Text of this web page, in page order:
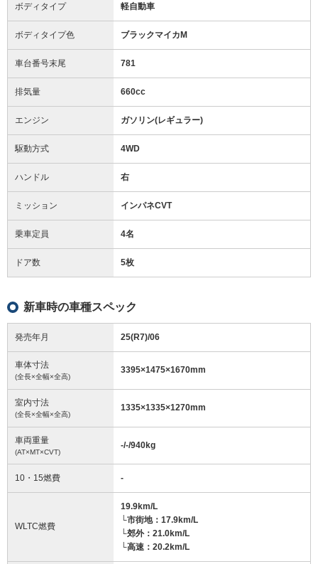
ボディタイプ 軽自動車
ボディタイプ色 ブラックマイカM
車台番号末尾 781
排気量 660cc
エンジン ガソリン(レギュラー)
駆動方式 4WD
ハンドル 右
ミッション インパネCVT
乗車定員 4名
ドア数 5枚
新車時の車種スペック
発売年月 25(R7)/06
車体寸法
(全長×全幅×全高)
3395×1475×1670mm
室内寸法
(全長×全幅×全高)
1335×1335×1270mm
車両重量
(AT×MT×CVT)
-/-/940kg
10・15燃費 -
WLTC燃費
19.9km/L
└市街地：17.9km/L
└郊外：21.0km/L
└高速：20.2km/L